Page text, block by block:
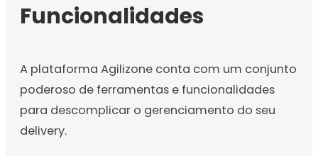
Funcionalidades
A plataforma Agilizone conta com um conjunto
poderoso de ferramentas e funcionalidades
para descomplicar o gerenciamento do seu
delivery.